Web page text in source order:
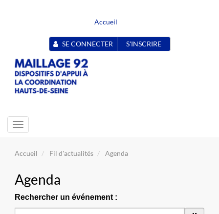
Accueil
SE CONNECTER S'INSCRIRE
Toggle
navigation
Accueil Fil d'actualités Agenda
Agenda
Rechercher un événement :